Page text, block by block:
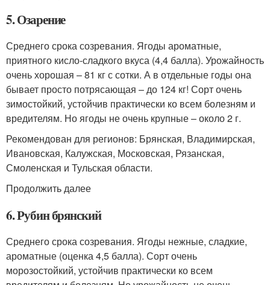
5. Озарение
Среднего срока созревания. Ягоды ароматные,
приятного кисло-сладкого вкуса (4,4 балла). Урожайность
очень хорошая – 81 кг с сотки. А в отдельные годы она
бывает просто потрясающая – до 124 кг! Сорт очень
зимостойкий, устойчив практически ко всем болезням и
вредителям. Но ягоды не очень крупные – около 2 г.
Рекомендован для регионов: Брянская, Владимирская,
Ивановская, Калужская, Московская, Рязанская,
Смоленская и Тульская области.
Продолжить далее
6. Рубин брянский
Среднего срока созревания. Ягоды нежные, сладкие,
ароматные (оценка 4,5 балла). Сорт очень
морозостойкий, устойчив практически ко всем